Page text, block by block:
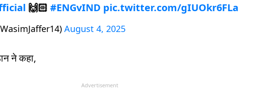
🙌🏻 #ENGvIND pic.twitter.com/gIUOkr6FLa
August 4, 2025
ने कहा,
Advertisement